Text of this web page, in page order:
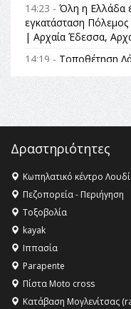
14:23 - Όλη η Ελλάδα
εγκατάσταση
| Αρχαία Έδεσσα,
14:19 - Τοποθέτηση
Αναθεώρηση του
θεσμικές
στις επόμενες γενιές»
16:35 -Το πρόγραμμα
16:27 - Όλυμπος:
Κληρονομιάς της
Όλυμπος
αγαθό εξέχουσας
ανθρωπότητα
16:18 -
ΣΤΗΝ ΕΔΕΣΣΑ
Δραστηριότητες
Κωπηλατικό κέντρο
Πεζοπορεία - Περιήγηση
Τοξοβολία
kayak
Ιππασία
Parapente
Πίστα Moto cross
Κατάβαση Μογλενίτσας